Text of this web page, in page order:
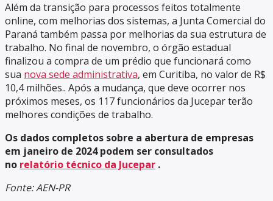
Além da transição para processos feitos totalmente
online, com melhorias dos sistemas, a Junta Comercial do
Paraná também passa por melhorias da sua estrutura de
trabalho. No final de novembro, o órgão estadual
finalizou a compra de um prédio que funcionará como
sua nova sede administrativa, em Curitiba, no valor de R$
10,4 milhões.. Após a mudança, que deve ocorrer nos
próximos meses, os 117 funcionários da Jucepar terão
melhores condições de trabalho.
Os dados completos sobre a abertura de empresas
em janeiro de 2024 podem ser consultados
no relatório técnico da Jucepar .
Fonte: AEN-PR